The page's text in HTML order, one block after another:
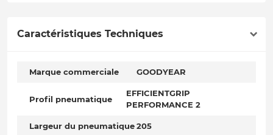
Caractéristiques Techniques
Marque commerciale GOODYEAR
Profil pneumatique
EFFICIENTGRIP
PERFORMANCE 2
Largeur du pneumatique205